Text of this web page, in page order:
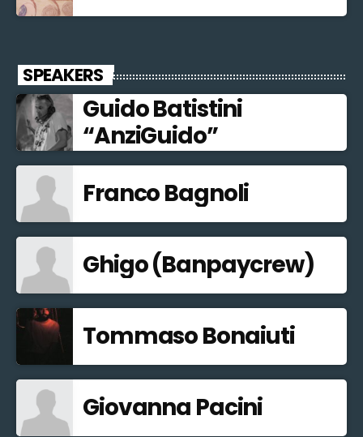
SPEAKERS
Guido Batistini
“AnziGuido”
Franco Bagnoli
Ghigo (Banpaycrew)
Tommaso Bonaiuti
Giovanna Pacini